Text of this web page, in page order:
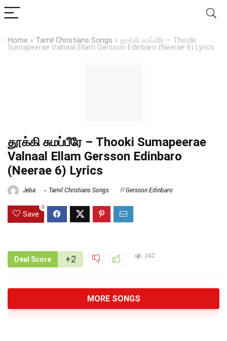
Home » Tamil Christians Songs » தூக்கி சுமப்பீரே – Thooki
Sumapeerae Valnaal Ellam Gersson Edinbaro (Neerae 6) Lyrics
தூக்கி சுமப்பீரே – Thooki Sumapeerae
Valnaal Ellam Gersson Edinbaro
(Neerae 6) Lyrics
Jeba Tamil Christians Songs Gersson Edinbaro
Save
0
Deal Score +2 342
MORE SONGS